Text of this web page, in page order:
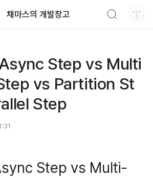
채마스의 개발창고
Async Step vs Multi
vs Partition St
Step
Step vs Multi-